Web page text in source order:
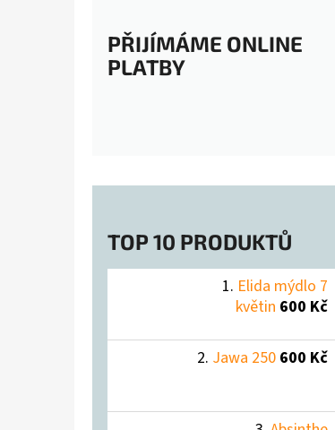
PŘIJÍMÁME ONLINE
PLATBY
TOP 10 PRODUKTŮ
Elida mýdlo 7
květin 600 Kč
Jawa 250 600 Kč